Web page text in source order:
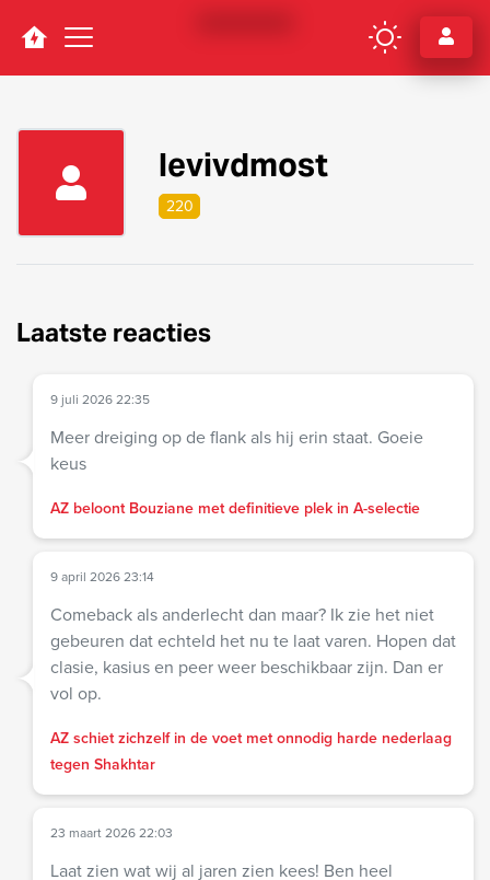
Navigation
levivdmost
220
Laatste reacties
9 juli 2026 22:35
Meer dreiging op de flank als hij erin staat. Goeie
keus
AZ beloont Bouziane met definitieve plek in A-selectie
9 april 2026 23:14
Comeback als anderlecht dan maar? Ik zie het niet
gebeuren dat echteld het nu te laat varen. Hopen dat
clasie, kasius en peer weer beschikbaar zijn. Dan er
vol op.
AZ schiet zichzelf in de voet met onnodig harde nederlaag
tegen Shakhtar
23 maart 2026 22:03
Laat zien wat wij al jaren zien kees! Ben heel